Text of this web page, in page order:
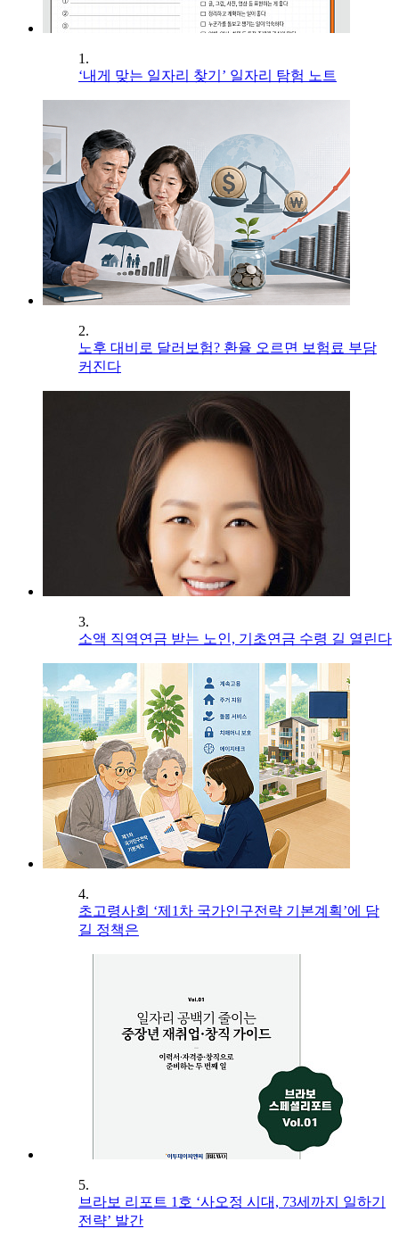
1.
‘내게 맞는 일자리 찾기’ 일자리 탐험 노트
2.
노후 대비로 달러보험? 환율 오르면 보험료 부담
커진다
3.
소액 직역연금 받는 노인, 기초연금 수령 길 열린다
4.
초고령사회 ‘제1차 국가인구전략 기본계획’에 담
길 정책은
5.
브라보 리포트 1호 ‘사오정 시대, 73세까지 일하기
전략’ 발간